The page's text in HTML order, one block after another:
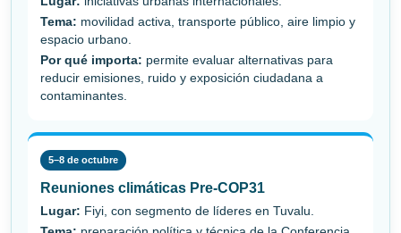
Tema: movilidad activa, transporte público, aire limpio y
espacio urbano.
Por qué importa: permite evaluar alternativas para
reducir emisiones, ruido y exposición ciudadana a
contaminantes.
5–8 de octubre
Reuniones climáticas Pre-COP31
Lugar: Fiyi, con segmento de líderes en Tuvalu.